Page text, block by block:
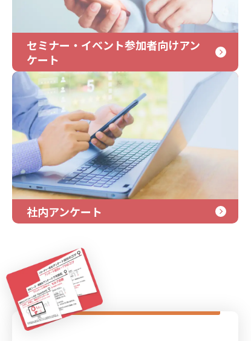
セミナー・イベント参加者向けアン
ケート
社内アンケート